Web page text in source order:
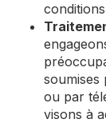
soumises
ou par
visons à